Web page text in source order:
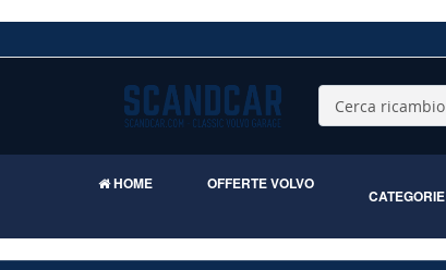
to
Cerca
HOME OFFERTE VOLVO
CATEGORIE